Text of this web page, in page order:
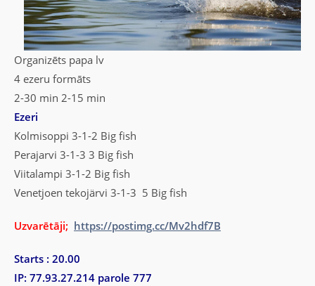
Organizēts papa lv
4 ezeru formāts
2-30 min 2-15 min
Ezeri
Kolmisoppi 3-1-2 Big fish
Perajarvi 3-1-3 3 Big fish
Viitalampi 3-1-2 Big fish
Venetjoen tekojärvi 3-1-3 5 Big fish
Uzvarētāji; https://postimg.cc/Mv2hdf7B
Starts : 20.00
IP: 77.93.27.214 parole 777